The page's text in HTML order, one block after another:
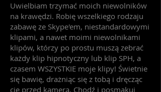
Uwielbiam trzymać moich niewolników
na krawędzi. Robię wszelkiego rodzaju
zabawę ze Skype'em, niestandardowymi
klipami, a nawet moimi niewolnikami
klipów, którzy po prostu muszą zebrać
każdy klip hipnotyczny lub klip SPH, a
czasem WSZYSTKIE moje klipy! Świetnie
się bawię, drażniąc się z tobą i dręcząc
cię przed kamerą. Chodź i posmakuj